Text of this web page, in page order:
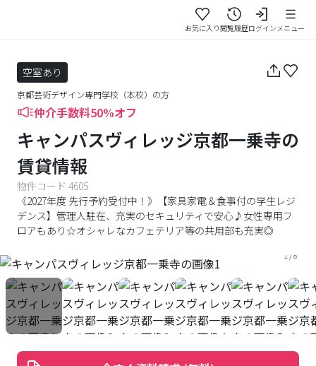
お気に入り閲覧履歴ログインメニュー
空室あり
京都芸術デザイン専門学校 （本校）の方
仲介手数料50%オフ
キャンパスヴィレッジ京都一乗寺の
賃貸情報
物件コード 4605
《2027年度 先行予約受付中！》【家具家電＆食事付の学生レジ
デンス】管理人駐在、充実のセキュリティで安心♪女性専用フ
ロアもあり☆オシャレなカフェテリア等の共用部も充実◎
1 / 8